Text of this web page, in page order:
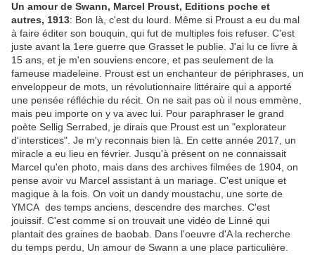
Un amour de Swann, Marcel Proust, Editions poche et
autres, 1913: Bon là, c'est du lourd. Même si Proust a eu du mal
à faire éditer son bouquin, qui fut de multiples fois refuser. C'est
juste avant la 1ere guerre que Grasset le publie. J'ai lu ce livre à
15 ans, et je m'en souviens encore, et pas seulement de la
fameuse madeleine. Proust est un enchanteur de périphrases, un
enveloppeur de mots, un révolutionnaire littéraire qui a apporté
une pensée réfléchie du récit. On ne sait pas où il nous emmène,
mais peu importe on y va avec lui. Pour paraphraser le grand
poète Sellig Serrabed, je dirais que Proust est un "explorateur
d'interstices". Je m'y reconnais bien là. En cette année 2017, un
miracle a eu lieu en février. Jusqu'à présent on ne connaissait
Marcel qu'en photo, mais dans des archives filmées de 1904, on
pense avoir vu Marcel assistant à un mariage. C'est unique et
magique à la fois. On voit un dandy moustachu, une sorte de
YMCA des temps anciens, descendre des marches. C'est
jouissif. C'est comme si on trouvait une vidéo de Linné qui
plantait des graines de baobab. Dans l'oeuvre d'A la recherche
du temps perdu, Un amour de Swann a une place particulière.